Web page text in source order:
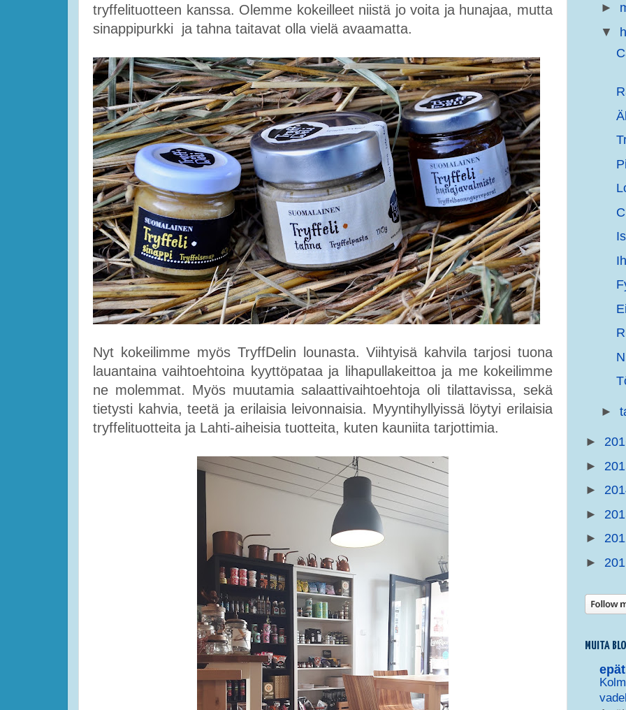
tryffelituotteen kanssa. Olemme kokeilleet niistä jo voita ja hunajaa, mutta
sinappipurkki ja tahna taitavat olla vielä avaamatta.
Nyt kokeilimme myös TryffDelin lounasta. Viihtyisä kahvila tarjosi tuona
lauantaina vaihtoehtoina kyyttöpataa ja lihapullakeittoa ja me kokeilimme
ne molemmat. Myös muutamia salaattivaihtoehtoja oli tilattavissa, sekä
tietysti kahvia, teetä ja erilaisia leivonnaisia. Myyntihyllyissä löytyi erilaisia
tryffelituotteita ja Lahti-aiheisia tuotteita, kuten kauniita tarjottimia.
►
▼
►
►
►
►
►
►
►
MUITA